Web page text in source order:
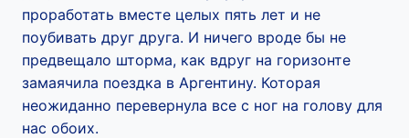
проработать вместе целых пять лет и не
поубивать друг друга. И ничего вроде бы не
предвещало шторма, как вдруг на горизонте
замаячила поездка в Аргентину. Которая
неожиданно перевернула все с ног на голову для
нас обоих.